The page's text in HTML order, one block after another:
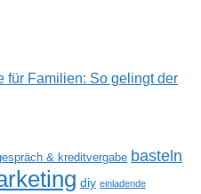
für Familien: So gelingt der
& kreditvergabe basteln
diy einladende